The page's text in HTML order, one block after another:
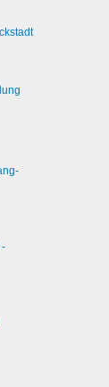
-